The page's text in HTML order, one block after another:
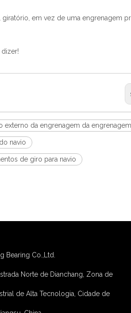
em vez de uma engrenagem
externo da engrenagem da engrenagem
navio
de giro para navio
Bearing Co.,Ltd.
Norte de Dianchang, Zona de
de Alta Tecnologia, Cidade de